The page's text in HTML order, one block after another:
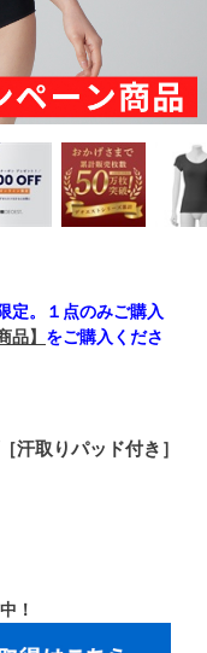
定。１点のみご購入
品】 をご購入くださ
汗取りパッド付き］
！